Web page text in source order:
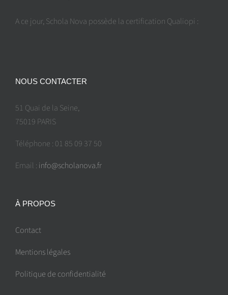
A ce jour, Schola Nova possède la certification Qualiopi :
NOUS CONTACTER
51 Quai de la Seine,
75019 PARIS
Téléphone : 01 85 09 37 50
Email : info@scholanova.fr
À PROPOS
Contact
Mentions légales
Politique de confidentialité